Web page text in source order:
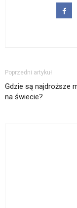
Poprzedni artykuł
Gdzie są najdroższe
na świecie?